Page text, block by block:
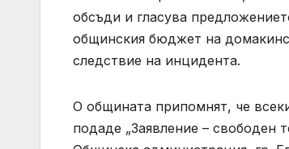
обсъди и гласува
общинския бюджет на
следствие на инцидента.
О общината припомнят, че
подаде „Заявление – свободен